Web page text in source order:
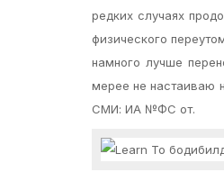
редких случаях
физического
намного лучше
мерее не настаиваю
СМИ: ИА №ФС от.